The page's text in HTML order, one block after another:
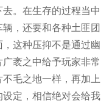
。在生存的过程当中
，还要和各种土匪团
这种压抑不是通过幽
袤之中给予玩家非常
毛之地一样，再加上
定，相信绝对会给我